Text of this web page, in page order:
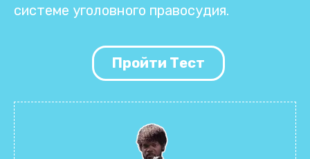
системе уголовного правосудия.
Пройти Тест